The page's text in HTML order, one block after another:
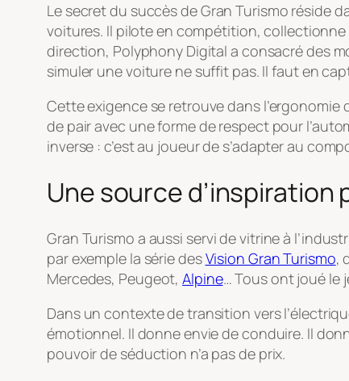
Le secret du succès deGran Turismo réside
voitures. Il pilote en compétition,
direction, Polyphony Digital a consacré des
simuler une voiture ne suffit pas. Il faut en
Cette exigence se retrouve dans
de pair avec une forme de respect pour
inverse : c’est au joueur de s’adapter au
Une source d’inspiration
Gran Turismo a aussi servi de vitrine à
par exemple la série desVision Gran Turismo,
Mercedes, Peugeot,Alpine… Tous ont joué le
Dans un contexte de transition vers
émotionnel. Il donne envie de conduire. Il
pouvoir de séduction n’a pas de prix.